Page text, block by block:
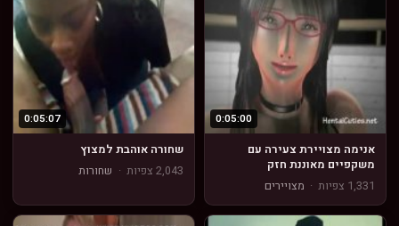
0:05:00
אנימה מצויירת צעירה עם
משקפיים מאוננת חזק
1,331 צפיות
· מצויירים
0:05:07
שחורה אוהבת למצוץ
2,043 צפיות
· שחורות